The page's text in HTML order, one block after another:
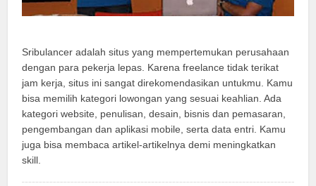
Sribulancer adalah situs yang mempertemukan perusahaan
dengan para pekerja lepas. Karena freelance tidak terikat
jam kerja, situs ini sangat direkomendasikan untukmu. Kamu
bisa memilih kategori lowongan yang sesuai keahlian. Ada
kategori website, penulisan, desain, bisnis dan pemasaran,
pengembangan dan aplikasi mobile, serta data entri. Kamu
juga bisa membaca artikel-artikelnya demi meningkatkan
skill.